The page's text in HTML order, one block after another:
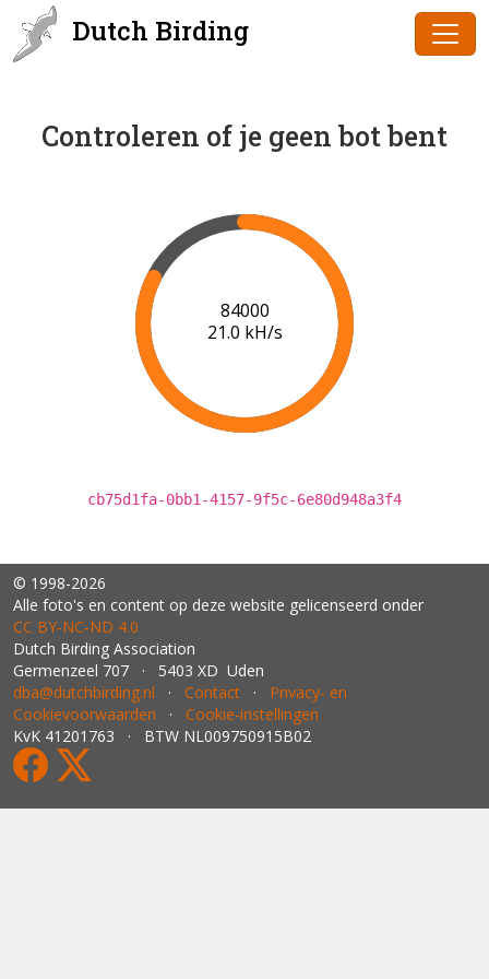
Dutch Birding
Controleren of je geen bot bent
86000
21.0 kH/s
cb75d1fa-0bb1-4157-9f5c-6e80d948a3f4
© 1998-2026
Alle foto's en content op deze website gelicenseerd onder
CC BY‑NC‑ND 4.0
Dutch Birding Association
Germenzeel 707 · 5403 XD Uden
dba@dutchbirding.nl · Contact · Privacy- en
Cookievoorwaarden · Cookie-instellingen
KvK 41201763 · BTW NL009750915B02